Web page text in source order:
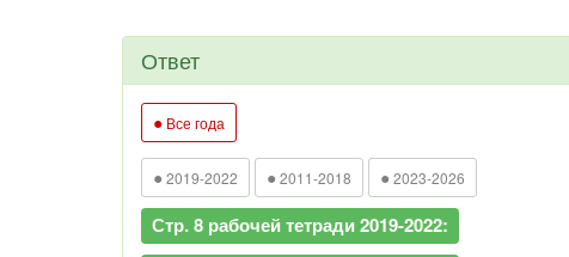
Ответ
● Все года
● 2019-2022 ● 2011-2018 ● 2023-2026
Стр. 8 рабочей тетради 2019-2022: